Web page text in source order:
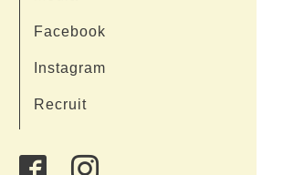
Facebook
Instagram
Recruit